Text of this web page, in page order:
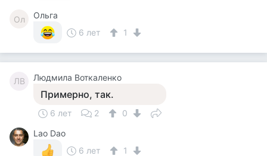
Ол
Ольга
6 лет
1
ЛВ Людмила Воткаленко
Примерно, так.
6 лет 2
0
Lao Dao
6 лет
1